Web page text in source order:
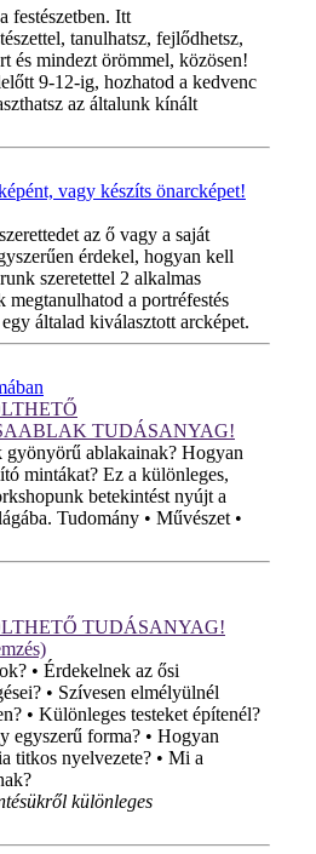
festészetben. Itt
tanulhatsz, fejlődhetsz,
és mindezt örömmel, közösen!
9-12-ig, hozhatod a kedvenc
az általunk kínált
vagy készíts önarcképet!
az ő vagy a saját
érdekel, hogyan kell
szeretettel 2 alkalmas
a portréfestés
általad kiválasztott arcképet.
TUDÁSANYAG!
ablakainak? Hogyan
mintákat? Ez a különleges,
betekintést nyújt a
Tudomány • Művészet •
TUDÁSANYAG!
• Érdekelnek az ősi
• Szívesen elmélyülnél
• Különleges testeket építenél?
egyszerű forma? • Hogyan
titkos nyelvezete? • Mi a
különleges